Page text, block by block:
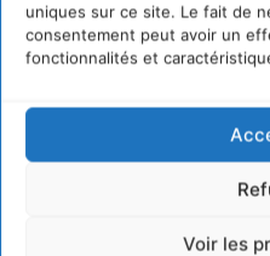
uniques sur ce site. Le fait de
consentement peut avoir un
fonctionnalités et
Voir les
https://
Journaliste de solutions